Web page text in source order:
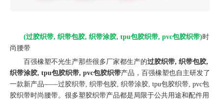
(过胶织带, 织带包胶, 织带涂胶, tpu包胶织带, pvc包胶织带)时
尚腰带
百强橡塑不光生产那些很多厂家都生产的过胶织带, 织带包胶,
织带涂胶, tpu包胶织带, pvc包胶织带产品，百强橡塑也自主研发了
一款新产品——过胶织带, 织带包胶, 织带涂胶, tpu包胶织带, pvc包
胶织带时尚腰带。很多塑胶织带产品都是局限于公共用途和配件用